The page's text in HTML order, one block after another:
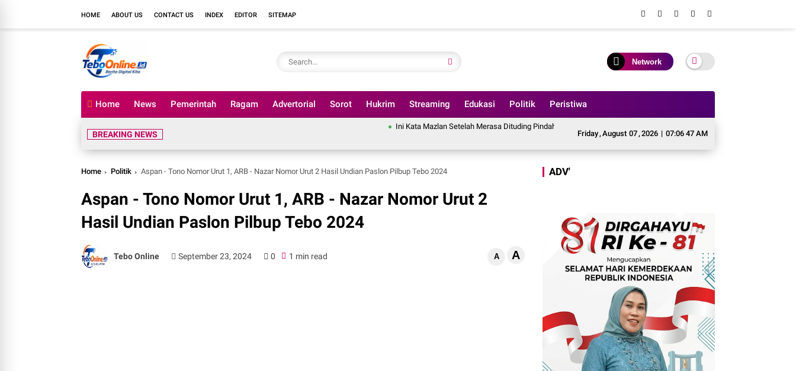
HOME ABOUT US CONTACT US INDEX EDITOR SITEMAP
Network
Home News Pemerintah Ragam Advertorial Sorot Hukrim Streaming Edukasi Politik Peristiwa
Friday,August 07,2026 | 07:06 48 AM
BREAKING NEWS
Ini Kata Mazlan Setelah Merasa Dituding Pindahkan Anggaran Perbaikan Jalan Simpang Betung - Pintas ke Jalan Padang Lamo
Home Politik Aspan - Tono Nomor Urut 1, ARB - Nazar Nomor Urut 2 Hasil Undian Paslon Pilbup Tebo 2024
Aspan - Tono Nomor Urut 1, ARB - Nazar Nomor Urut 2
Hasil Undian Paslon Pilbup Tebo 2024
Tebo Online September 23, 2024 0 1 min read A A
ADV'